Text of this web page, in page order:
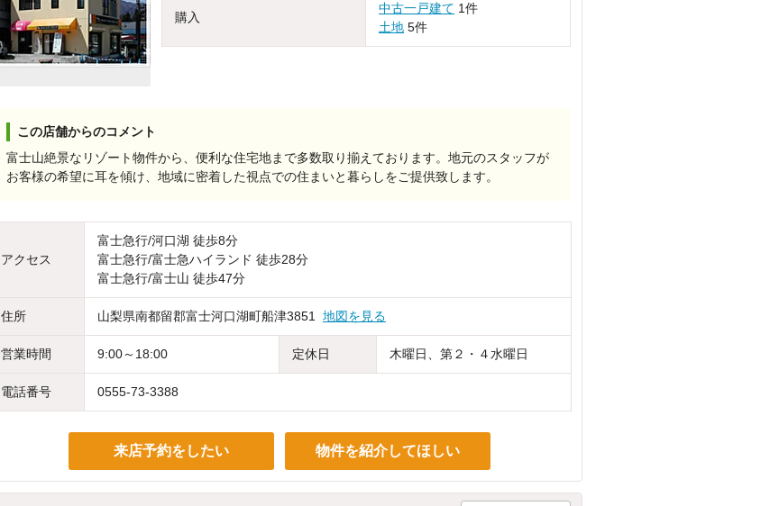
購入
中古一戸建て 1件
土地 5件
この店舗からのコメント
富士山絶景なリゾート物件から、便利な住宅地まで多数取り揃えております。地元のスタッフが
お客様の希望に耳を傾け、地域に密着した視点での住まいと暮らしをご提供致します。
アクセス
富士急行/河口湖 徒歩8分
富士急行/富士急ハイランド 徒歩28分
富士急行/富士山 徒歩47分
住所 山梨県南都留郡富士河口湖町船津3851 地図を見る
営業時間 9:00～18:00 定休日 木曜日、第２・４水曜日
電話番号 0555-73-3388
来店予約をしたい 物件を紹介してほしい